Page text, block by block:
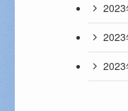
2023
2023
2023